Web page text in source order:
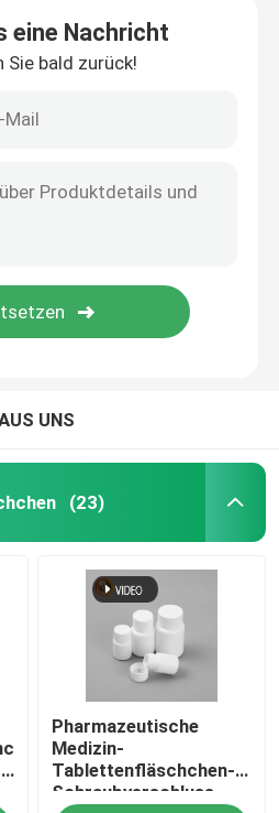
eine Nachricht
Sie bald zurück!
UNS
(23)
Pharmazeutische
Medizin-
Tablettenfläschchen-
Schraubverschluss-